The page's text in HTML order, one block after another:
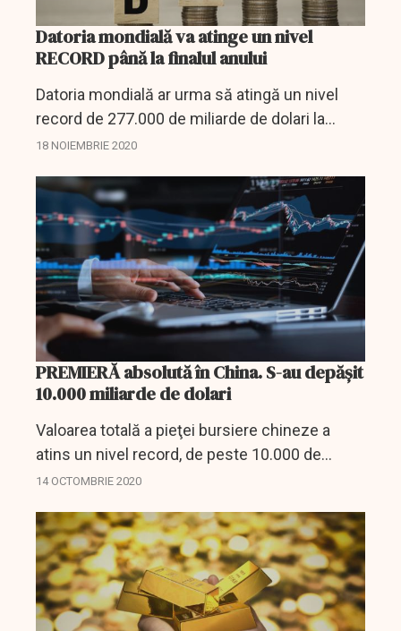
Datoria mondială va atinge un nivel
RECORD până la finalul anului
Datoria mondială ar urma să atingă un nivel
record de 277.000 de miliarde de dolari la
finele anului, pe măsură ce guvernele şi
pandemia de...
18 NOIEMBRIE 2020
PREMIERĂ absolută în China. S-au depășit
10.000 miliarde de dolari
Valoarea totală a pieţei bursiere chineze a
atins un nivel record, de peste 10.000 de
miliarde de dolari, în condiţiile în care
şi a depăşit...
14 OCTOMBRIE 2020